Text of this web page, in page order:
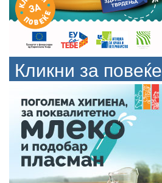
Кликни за повеќе